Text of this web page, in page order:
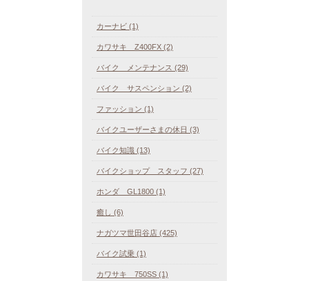
カーナビ (1)
カワサキ Z400FX (2)
バイク メンテナンス (29)
バイク サスペンション (2)
ファッション (1)
バイクユーザーさまの休日 (3)
バイク知識 (13)
バイクショップ スタッフ (27)
ホンダ GL1800 (1)
癒し (6)
ナガツマ世田谷店 (425)
バイク試乗 (1)
カワサキ 750SS (1)